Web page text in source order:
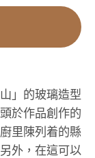
」的玻璃造型
於作品創作的
里陳列着的縣
外，在這可以